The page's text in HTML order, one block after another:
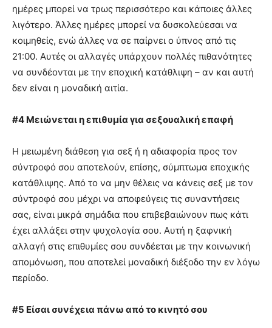
ημέρες μπορεί να τρως περισσότερο και κάποιες άλλες
λιγότερο. Άλλες ημέρες μπορεί να δυσκολεύεσαι να
κοιμηθείς, ενώ άλλες να σε παίρνει ο ύπνος από τις
21:00. Αυτές οι αλλαγές υπάρχουν πολλές πιθανότητες
να συνδέονται με την εποχική κατάθλιψη – αν και αυτή
δεν είναι η μοναδική αιτία.
#4 Μειώνεται η επιθυμία για σεξουαλική επαφή
Η μειωμένη διάθεση για σεξ ή η αδιαφορία προς τον
σύντροφό σου αποτελούν, επίσης, σύμπτωμα εποχικής
κατάθλιψης. Από το να μην θέλεις να κάνεις σεξ με τον
σύντροφό σου μέχρι να αποφεύγεις τις συναντήσεις
σας, είναι μικρά σημάδια που επιβεβαιώνουν πως κάτι
έχει αλλάξει στην ψυχολογία σου. Αυτή η ξαφνική
αλλαγή στις επιθυμίες σου συνδέεται με την κοινωνική
απομόνωση, που αποτελεί μοναδική διέξοδο την εν λόγω
περίοδο.
#5 Είσαι συνέχεια πάνω από το κινητό σου